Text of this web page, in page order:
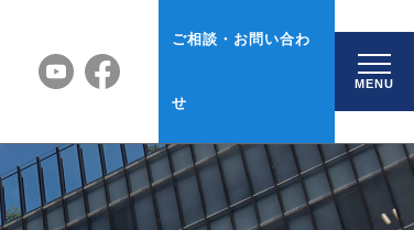
ご相談・お問い合わ
せ
MENU